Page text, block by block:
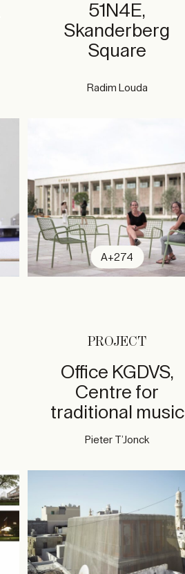
51N4E,
Skanderberg
Square
Radim Louda
A+274
PROJECT
Office KGDVS,
Centre for
traditional music
Pieter T’Jonck